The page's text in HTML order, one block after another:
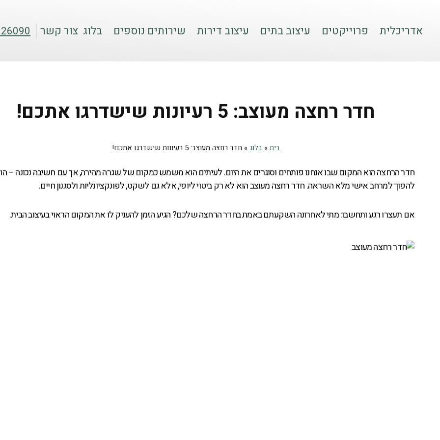
אדריכלית פרוייקטים עיצוב בתים עיצוב דירות שירותים נוספים בלוג צור קשר
חדר רחצה מעוצב: 5 רעיונות שישדרגו אתכם!
בית» בלוג» חדר רחצה מעוצב: 5 רעיונות שישדרגו אתכם!
חדר הרחצה הוא המקום שבו אנחנו פותחים וסוגרים את היום. לעיתים הוא משמש כמקום של שגרה מהירה, אך עם חשיבה נכונה –
להפוך למרחב אישי מלא השראה. חדר רחצה מעוצב הוא לא רק ביטוי ליופי, אלא גם לשקט, לפונקציונליות ולסגנון חיים.
אם תעצרו רגע ותחשבו: מתי לאחרונה השקעתם באמת בחדר הרחצה שלכם? הגיע הזמן להעניק לו את המקום הראוי בעיצוב הבית.